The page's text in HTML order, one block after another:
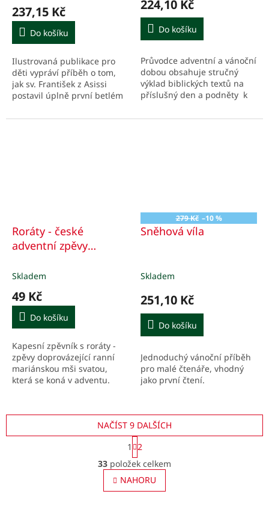
237,15 Kč
Do košíku
Ilustrovaná publikace pro
děti vypráví příběh o tom,
jak sv. František z Asissi
postavil úplně první betlém
stala součástí oslav
produktu
je
5,0
z
hvězdiček.
224,10 Kč
Do košíku
Průvodce adventní a vánoční
dobou obsahuje stručný
výklad biblických textů na
příslušný den a podněty k
našem životě.
Roráty - české
adventní zpěvy
Skladem
49 Kč
Do košíku
Kapesní zpěvník s roráty -
zpěvy doprovázející ranní
mariánskou mši svatou,
která se koná v adventu.
279 Kč –10 %
Sněhová víla
Skladem
251,10 Kč
Do košíku
Jednoduchý vánoční příběh
pro malé čtenáře, vhodný
jako první čtení.
O
v
l
á
NAČÍST 9 DALŠÍCH
S
t
r
á
n
k
1
2
33 položek celkem
NAHORU